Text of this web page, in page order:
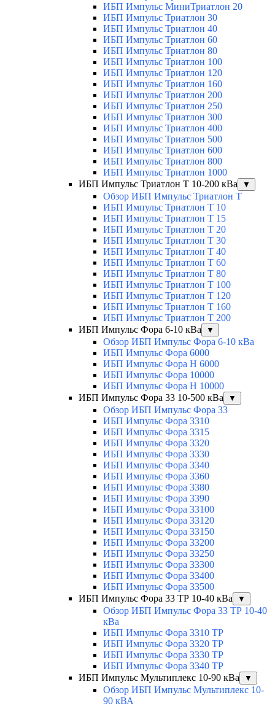
ИБП Импульс МиниТриатлон 20
ИБП Импульс Триатлон 30
ИБП Импульс Триатлон 40
ИБП Импульс Триатлон 60
ИБП Импульс Триатлон 80
ИБП Импульс Триатлон 100
ИБП Импульс Триатлон 120
ИБП Импульс Триатлон 160
ИБП Импульс Триатлон 200
ИБП Импульс Триатлон 250
ИБП Импульс Триатлон 300
ИБП Импульс Триатлон 400
ИБП Импульс Триатлон 500
ИБП Импульс Триатлон 600
ИБП Импульс Триатлон 800
ИБП Импульс Триатлон 1000
ИБП Импульс Триатлон Т 10-200 кВа
▼
Обзор ИБП Импульс Триатлон Т
ИБП Импульс Триатлон Т 10
ИБП Импульс Триатлон Т 15
ИБП Импульс Триатлон Т 20
ИБП Импульс Триатлон Т 30
ИБП Импульс Триатлон Т 40
ИБП Импульс Триатлон Т 60
ИБП Импульс Триатлон Т 80
ИБП Импульс Триатлон Т 100
ИБП Импульс Триатлон Т 120
ИБП Импульс Триатлон Т 160
ИБП Импульс Триатлон Т 200
ИБП Импульс Фора 6-10 кВа
▼
Обзор ИБП Импульс Фора 6-10 кВа
ИБП Импульс Фора 6000
ИБП Импульс Фора H 6000
ИБП Импульс Фора 10000
ИБП Импульс Фора H 10000
ИБП Импульс Фора 33 10-500 кВа
▼
Обзор ИБП Импульс Фора 33
ИБП Импульс Фора 3310
ИБП Импульс Фора 3315
ИБП Импульс Фора 3320
ИБП Импульс Фора 3330
ИБП Импульс Фора 3340
ИБП Импульс Фора 3360
ИБП Импульс Фора 3380
ИБП Импульс Фора 3390
ИБП Импульс Фора 33100
ИБП Импульс Фора 33120
ИБП Импульс Фора 33150
ИБП Импульс Фора 33200
ИБП Импульс Фора 33250
ИБП Импульс Фора 33300
ИБП Импульс Фора 33400
ИБП Импульс Фора 33500
ИБП Импульс Фора 33 ТР 10-40 кВа
▼
Обзор ИБП Импульс Фора 33 ТР 10-40
кВа
ИБП Импульс Фора 3310 ТР
ИБП Импульс Фора 3320 ТР
ИБП Импульс Фора 3330 ТР
ИБП Импульс Фора 3340 ТР
ИБП Импульс Мультиплекс 10-90 кВа
▼
Обзор ИБП Импульс Мультиплекс 10-
90 кВА